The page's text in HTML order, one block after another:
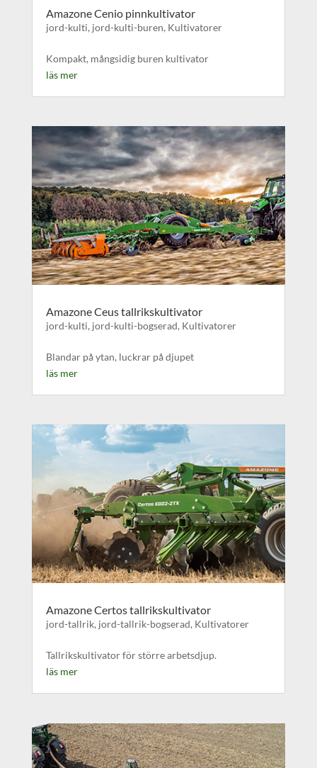
Amazone Cenio pinnkultivator
jord-kulti, jord-kulti-buren, Kultivatorer
Kompakt, mångsidig buren kultivator
läs mer
Amazone Ceus tallrikskultivator
jord-kulti, jord-kulti-bogserad, Kultivatorer
Blandar på ytan, luckrar på djupet
läs mer
Amazone Certos tallrikskultivator
jord-tallrik, jord-tallrik-bogserad, Kultivatorer
Tallrikskultivator för större arbetsdjup.
läs mer